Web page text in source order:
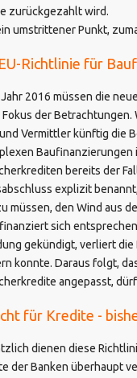
zurückgezahlt wird.
umstrittener Punkt,
Richtlinie für
2016 müssen die
Fokus der
Vermittler künftig die
Baufinanzierungen
bereits der
explizit
müssen, den Wind aus
sich
gekündigt, verliert die
konnte. Daraus folgt,
angepasst,
für Kredite -
dienen diese
der Banken überhaupt